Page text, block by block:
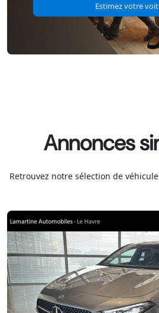
Estimez votre
Annonces
Retrouvez notre sélection de